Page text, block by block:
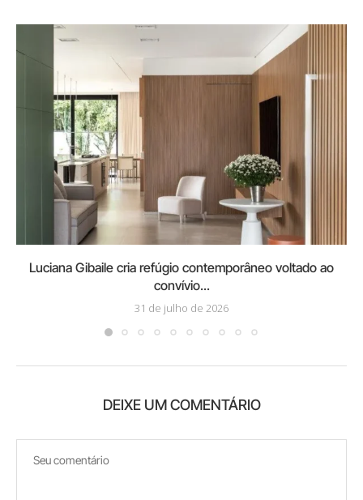
Luciana Gibaile cria refúgio contemporâneo voltado ao
convívio...
31 de julho de 2026
DEIXE UM COMENTÁRIO